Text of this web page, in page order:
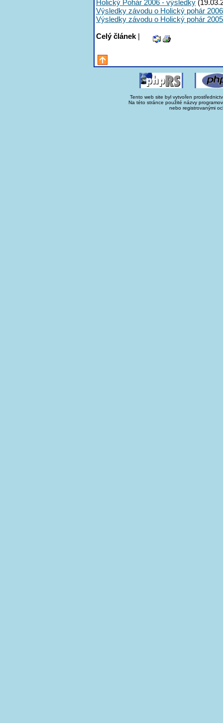
Holický Pohár 2006 - výsledky
Výsledky závodu o Holický pohár 2006
Výsledky závodu o Holický pohár 2005
Celý článek |
Tento web site byl vytvořen
Na této stránce použité názvy
nebo registrovanými